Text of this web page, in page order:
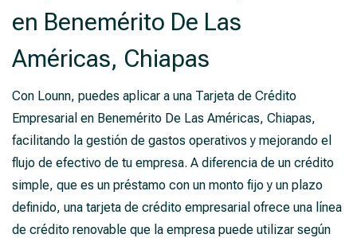
en Benemérito De Las
Américas, Chiapas
Con Lounn, puedes aplicar a una Tarjeta de Crédito
Empresarial en Benemérito De Las Américas, Chiapas,
facilitando la gestión de gastos operativos y mejorando el
flujo de efectivo de tu empresa. A diferencia de un crédito
simple, que es un préstamo con un monto fijo y un plazo
definido, una tarjeta de crédito empresarial ofrece una línea
de crédito renovable que la empresa puede utilizar según